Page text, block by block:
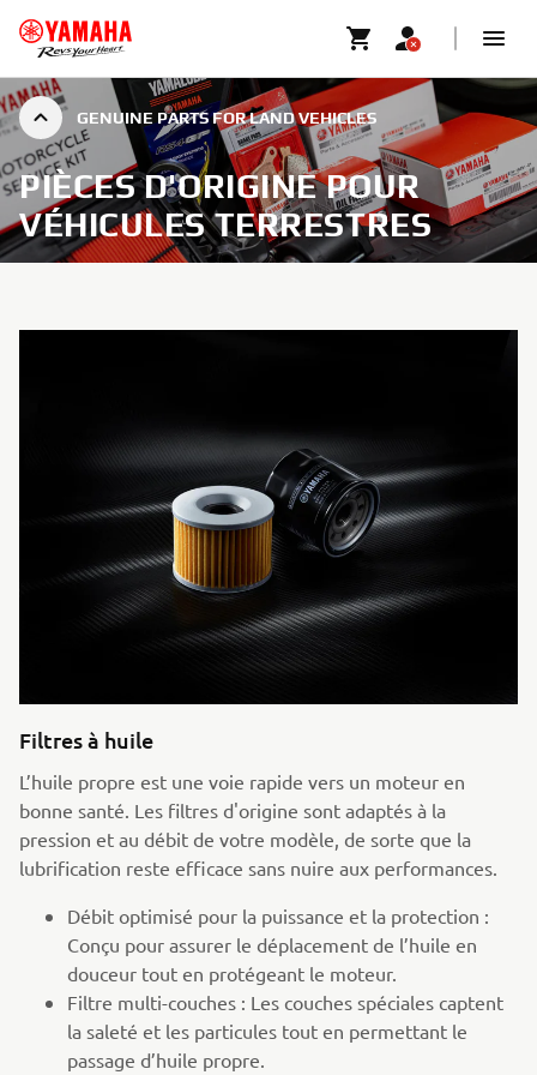
GENUINE PARTS FOR LAND VEHICLES
PIÈCES D'ORIGINE POUR
VÉHICULES TERRESTRES
Filtres à huile
L’huile propre est une voie rapide vers un moteur en
bonne santé. Les filtres d'origine sont adaptés à la
pression et au débit de votre modèle, de sorte que la
lubrification reste efficace sans nuire aux performances.
Débit optimisé pour la puissance et la protection :
Conçu pour assurer le déplacement de l’huile en
douceur tout en protégeant le moteur.
Filtre multi-couches : Les couches spéciales captent
la saleté et les particules tout en permettant le
passage d’huile propre.